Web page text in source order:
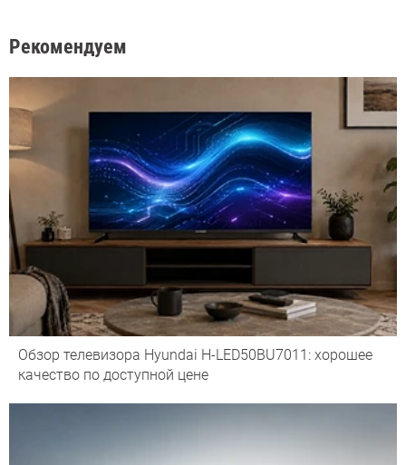
Рекомендуем
Обзор телевизора Hyundai H-LED50BU7011: хорошее
качество по доступной цене